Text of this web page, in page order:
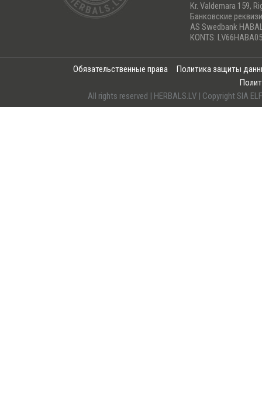
Kr. Valdemara 159,
Банковские
AS Swedbank
KONTS:
Обязательственные права
Политика защиты
All rights reserved | HERBALS.LV | Copyright SIA